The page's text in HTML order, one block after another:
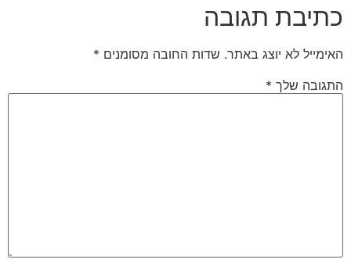
כתיבת תגובה
האימייל לא יוצג באתר. שדות החובה מסומנים *
התגובה שלך *